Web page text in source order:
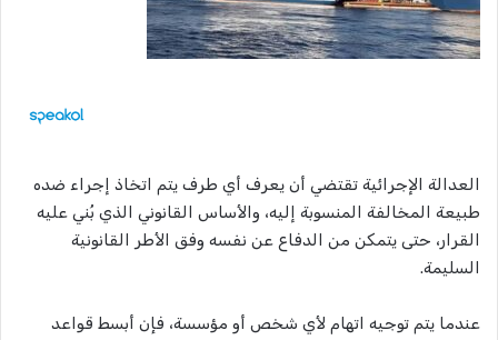
العدالة الإجرائية تقتضي أن يعرف أي طرف يتم اتخاذ إجراء ضده
طبيعة المخالفة المنسوبة إليه، والأساس القانوني الذي بُني عليه
القرار، حتى يتمكن من الدفاع عن نفسه وفق الأطر القانونية
السليمة.
عندما يتم توجيه اتهام لأي شخص أو مؤسسة، فإن أبسط قواعد